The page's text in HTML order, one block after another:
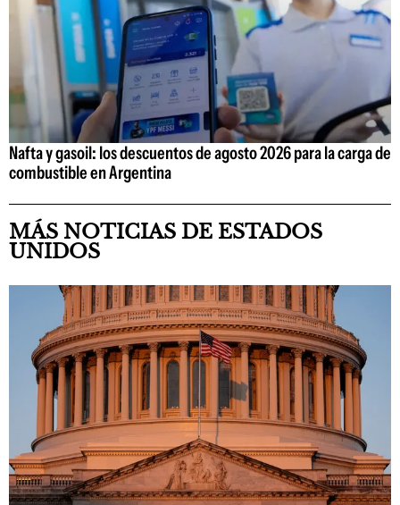
Nafta y gasoil: los descuentos de agosto 2026 para la carga de
combustible en Argentina
MÁS NOTICIAS DE ESTADOS
UNIDOS